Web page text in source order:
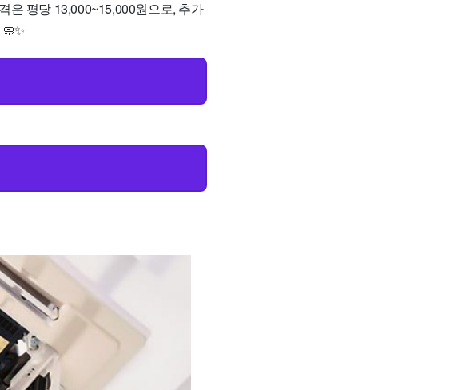
은 평당 13,000~15,000원으로, 추가